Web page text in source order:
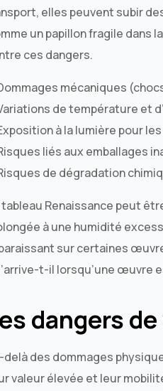
elles peuvent subir
un papillon fragile
ces dangers.
mécaniques
de température et
à la lumière pour
liés aux emballages
de dégradation
tableau Renaissance peut
à une humidité
sur certaines
t-il lorsqu’une œuvre
dangers
delà des dommages
valeur élevée et leur